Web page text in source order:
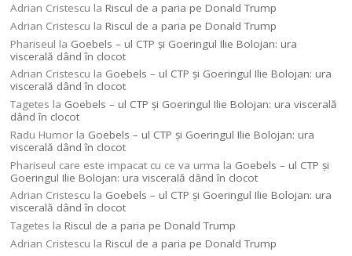
Adrian Cristescu laRiscul de a paria pe Donald Trump
Adrian Cristescu laRiscul de a paria pe Donald Trump
Phariseul la Goebels – ul CTP şi Goeringul Ilie Bolojan: ura
viscerală dând în clocot
Adrian Cristescu la Goebels – ul CTP şi Goeringul Ilie Bolojan: ura
viscerală dând în clocot
Tagetes la Goebels – ul CTP şi Goeringul Ilie Bolojan: ura viscerală
dând în clocot
Radu Humor la Goebels – ul CTP şi Goeringul Ilie Bolojan: ura
viscerală dând în clocot
Phariseul care este impacat cu ce va urma la Goebels – ul CTP şi
Goeringul Ilie Bolojan: ura viscerală dând în clocot
Adrian Cristescu la Goebels – ul CTP şi Goeringul Ilie Bolojan: ura
viscerală dând în clocot
Tagetes laRiscul de a paria pe Donald Trump
Adrian Cristescu laRiscul de a paria pe Donald Trump